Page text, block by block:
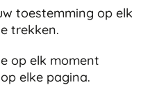
toestemming op elk
trekken.
op elk moment
elke pagina.